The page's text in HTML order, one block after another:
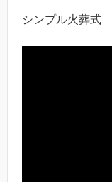
シンプル火葬式